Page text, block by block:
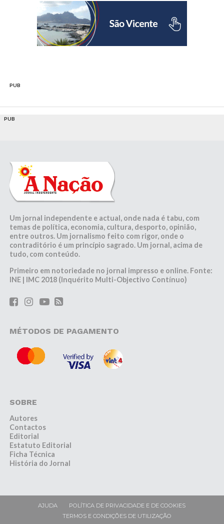
PUB
PUB
Um jornal independente e actual, onde nada é tabu, com
temas de política, economia, cultura, desporto, opinião,
entre outros. Um jornalismo feito com rigor, onde o
contraditório é um princípio sagrado. Um jornal, acima de
tudo, com conteúdo.
Primeiro em notoriedade no jornal impresso e online. Fonte:
INE | IMC 2018 (Inquérito Multi-Objectivo Contínuo)
MÉTODOS DE PAGAMENTO
SOBRE
Autores
Contactos
Editorial
Estatuto Editorial
Ficha Técnica
História do Jornal
AJUDA
POLÍTICA DE PRIVACIDADE E DE COOKIES
TERMOS E CONDIÇÕES DE UTILIZAÇÃO